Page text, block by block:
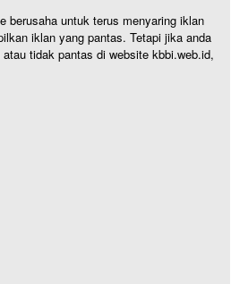
berusaha untuk terus menyaring iklan
iklan yang pantas. Tetapi jika anda
tidak pantas di website kbbi.web.id,